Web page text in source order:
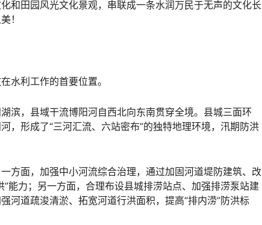
和田园风光文化景观，串联成一条水润万民于无声的文化长
！
水利工作的首要位置。
滨，县域干流博阳河自西北向东南贯穿全境。县城三面环
，形成了“三河汇流、六站密布”的独特地理环境，汛期防洪
方面，加强中小河流综合治理，通过加固河道堤防建筑、改
能力；另一方面，合理布设县城排涝站点、加强排涝泵站建
河道疏浚清淤、拓宽河道行洪面积，提高“排内涝”防洪标